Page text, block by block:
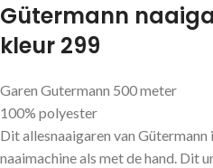
Gütermann
kleur 299
Garen Gutermann 500 meter
100% polyester
Dit allesnaaigaren van
naaimachine als met de hand. Dit